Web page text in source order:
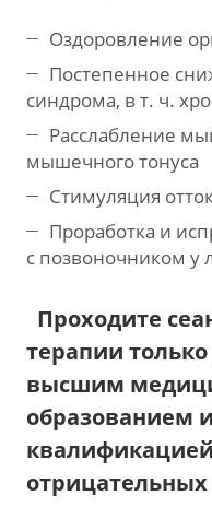
Оздоровление
Постепенное
синдрома, в т. ч.
Расслабление
мышечного тонуса
Стимуляция
Проработка и
с позвоночником у
Проходите
терапии
высшим
образованием